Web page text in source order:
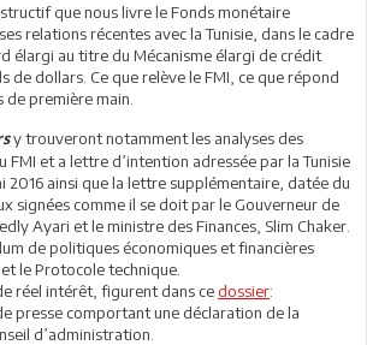
que nous livre le Fonds monétaire
relations récentes avec la Tunisie, dans le cadre
élargi au titre du Mécanisme élargi de crédit
de dollars. Ce que relève le FMI, ce que répond
de première main.
y trouveront notamment les analyses des
FMI et a lettre d’intention adressée par la Tunisie
2016 ainsi que la lettre supplémentaire, datée du
signées comme il se doit par le Gouverneur de
Ayari et le ministre des Finances, Slim Chaker.
de politiques économiques et financières
le Protocole technique.
réel intérêt, figurent dans ce dossier:
presse comportant une déclaration de la
d’administration.